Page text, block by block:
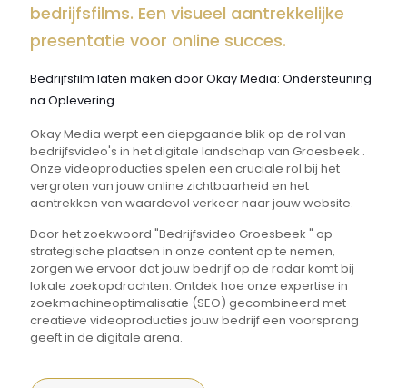
bedrijfsfilms. Een visueel aantrekkelijke
presentatie voor online succes.
Bedrijfsfilm laten maken door Okay Media: Ondersteuning
na Oplevering
Okay Media werpt een diepgaande blik op de rol van
bedrijfsvideo's in het digitale landschap van Groesbeek .
Onze videoproducties spelen een cruciale rol bij het
vergroten van jouw online zichtbaarheid en het
aantrekken van waardevol verkeer naar jouw website.
Door het zoekwoord "Bedrijfsvideo Groesbeek " op
strategische plaatsen in onze content op te nemen,
zorgen we ervoor dat jouw bedrijf op de radar komt bij
lokale zoekopdrachten. Ontdek hoe onze expertise in
zoekmachineoptimalisatie (SEO) gecombineerd met
creatieve videoproducties jouw bedrijf een voorsprong
geeft in de digitale arena.